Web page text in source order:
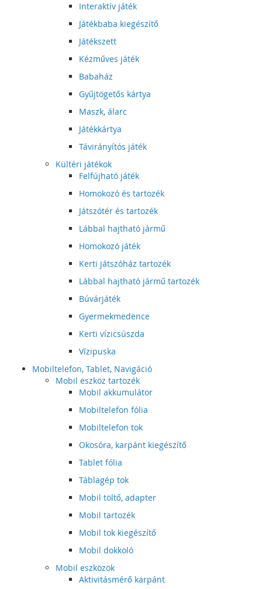
Interaktív játék
Játékbaba kiegészítő
Játékszett
Kézműves játék
Babaház
Gyűjtögetős kártya
Maszk, álarc
Játékkártya
Távirányítós játék
Kültéri játékok
Felfújható játék
Homokozó és tartozék
Játszótér és tartozék
Lábbal hajtható jármű
Homokozó játék
Kerti játszóház tartozék
Lábbal hajtható jármű tartozék
Búvárjáték
Gyermekmedence
Kerti vízicsúszda
Vízipuska
Mobiltelefon, Tablet, Navigáció
Mobil eszköz tartozék
Mobil akkumulátor
Mobiltelefon fólia
Mobiltelefon tok
Okosóra, karpánt kiegészítő
Tablet fólia
Táblagép tok
Mobil töltő, adapter
Mobil tartozék
Mobil tok kiegészítő
Mobil dokkoló
Mobil eszközök
Aktivitásmérő karpánt